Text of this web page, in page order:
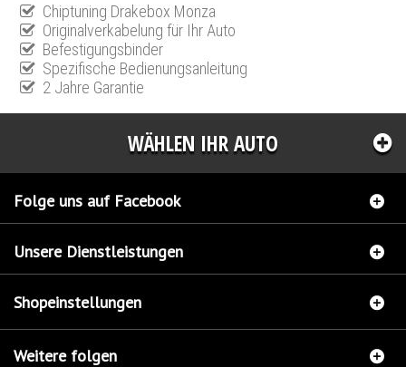
Chiptuning Drakebox Monza
Originalverkabelung für Ihr Auto
Befestigungsbinder
Spezifische Bedienungsanleitung
2 Jahre Garantie
WÄHLEN IHR AUTO
Folge uns auf Facebook
Unsere Dienstleistungen
Shopeinstellungen
Weitere folgen